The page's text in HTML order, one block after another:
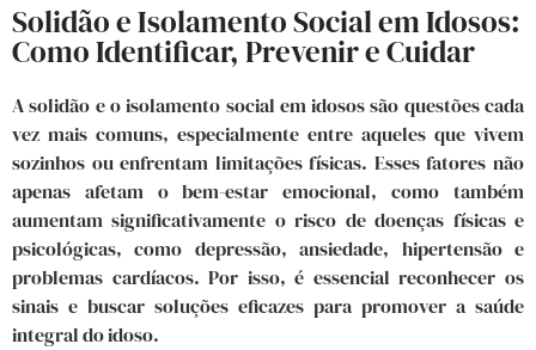
Solidão e Isolamento Social em Idosos:
Como Identificar, Prevenir e Cuidar
A solidão e o isolamento social em idosos são questões cada
vez mais comuns, especialmente entre aqueles que vivem
sozinhos ou enfrentam limitações físicas. Esses fatores não
apenas afetam o bem-estar emocional, como também
aumentam significativamente o risco de doenças físicas e
psicológicas, como depressão, ansiedade, hipertensão e
problemas cardíacos. Por isso, é essencial reconhecer os
sinais e buscar soluções eficazes para promover a saúde
integral do idoso.